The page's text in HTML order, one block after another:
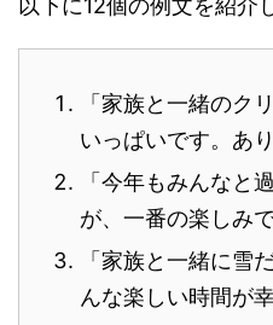
以下に12個の例文を紹介
「家族と一緒のク
いっぱいです。あ
「今年もみんなと
が、一番の楽しみで
「家族と一緒に雪
んな楽しい時間が